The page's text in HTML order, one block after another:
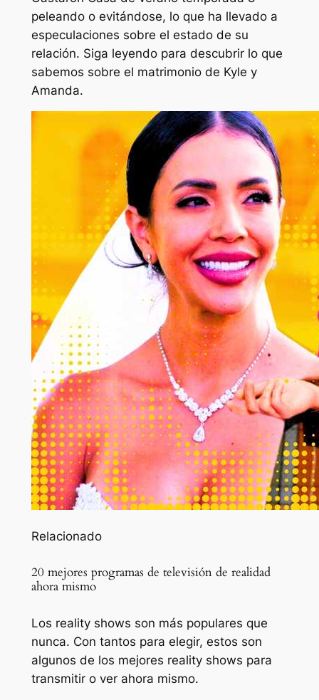
peleando o evitándose, lo que ha llevado a
especulaciones sobre el estado de su
relación. Siga leyendo para descubrir lo que
sabemos sobre el matrimonio de Kyle y
Amanda.
Relacionado
20 mejores programas de televisión de realidad
ahora mismo
Los reality shows son más populares que
nunca. Con tantos para elegir, estos son
algunos de los mejores reality shows para
transmitir o ver ahora mismo.